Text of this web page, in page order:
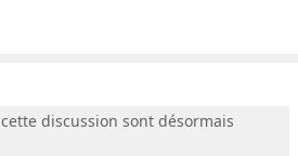
discussion sont désormais